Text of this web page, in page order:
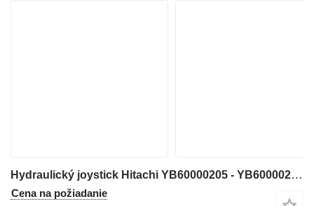
Hydraulický joystick Hitachi YB60000205 - YB60000204 na rýpadla Hitachi ZX200-5G ZX210-5G ZX330-5G ZX240-5G ZX250-5B ZX350-5B ZX280-5G ZX290-5B
Cena na požiadanie